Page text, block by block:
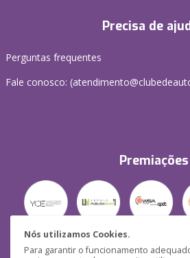
Nós utilizamos Cookies.
Para garantir o funcionamento
Precisa de
Perguntas frequentes
Fale conosco: (
Premiações
Segurança